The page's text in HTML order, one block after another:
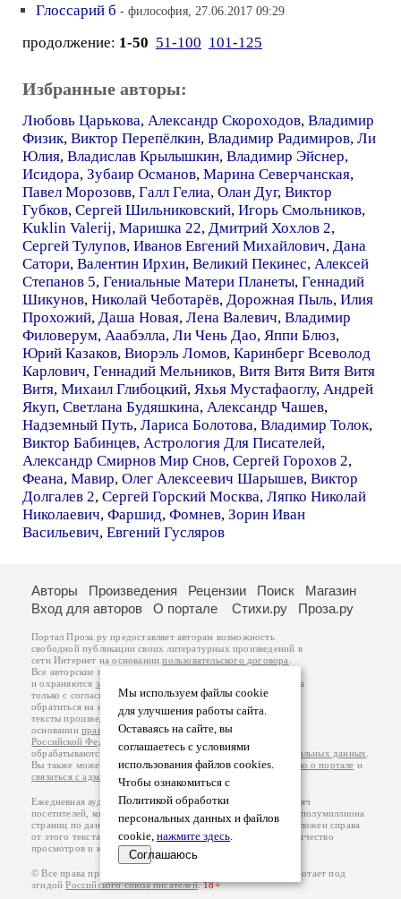
Глоссарий б - философия, 27.06.2017 09:29
продолжение: 1-50 51-100 101-125
Избранные авторы:
Любовь Царькова, Александр Скороходов, Владимир
Физик, Виктор Перепёлкин, Владимир Радимиров, Ли
Юлия, Владислав Крылышкин, Владимир Эйснер,
Исидора, Зубаир Османов, Марина Северчанская,
Павел Морозовв, Галл Гелиа, Олан Дуг, Виктор
Губков, Сергей Шильниковский, Игорь Смольников,
Kuklin Valerij, Маришка 22, Дмитрий Хохлов 2,
Сергей Тулупов, Иванов Евгений Михайлович, Дана
Сатори, Валентин Ирхин, Великий Пекинес, Алексей
Степанов 5, Гениальные Матери Планеты, Геннадий
Шикунов, Николай Чеботарёв, Дорожная Пыль, Илия
Прохожий, Даша Новая, Лена Валевич, Владимир
Филоверум, Ааабэлла, Ли Чень Дао, Яппи Блюз,
Юрий Казаков, Виорэль Ломов, Каринберг Всеволод
Карлович, Геннадий Мельников, Витя Витя Витя Витя
Витя, Михаил Глибоцкий, Яхья Мустафаоглу, Андрей
Якуп, Светлана Будяшкина, Александр Чашев,
Надземный Путь, Лариса Болотова, Владимир Толок,
Виктор Бабинцев, Астрология Для Писателей,
Александр Смирнов Мир Снов, Сергей Горохов 2,
Феана, Мавир, Олег Алексеевич Шарышев, Виктор
Долгалев 2, Сергей Горский Москва, Ляпко Николай
Николаевич, Фаршид, Фомнев, Зорин Иван
Васильевич, Евгений Гусляров
Мы используем файлы cookie
для улучшения работы сайта.
Оставаясь на сайте, вы
соглашаетесь с условиями
использования файлов cookies.
Чтобы ознакомиться с
Политикой обработки
персональных данных и файлов
cookie, нажмите здесь.
Соглашаюсь
Авторы Произведения Рецензии Поиск
Магазин
Вход для авторов
О портале Стихи.ру Проза.ру
Портал Проза.ру предоставляет авторам возможность
свободной публикации своих литературных произведений в
сети Интернет на основаниипользовательского договора
Все авторские права на произведения принадлежат авторам
и охраняются законом
. Перепечатка произведений возможна
только с согласия его автора, к которому вы можете
обратиться на его авторской странице. Ответственность за
тексты произведений авторы несут самостоятельно на
основанииправил публикацииизаконодательства
Российской Федерации
обрабатываются на основанииПолитики обработки персональных данных
Вы также можете посмотреть более подробнуюинформацию о портале и
связаться с администрацией
Ежедневная аудитория портала Проза.ру – порядка 100 тысяч
посетителей, которые в общей сумме просматривают более полумиллиона
страниц по данным счетчика посещаемости, который расположен справа
от этого текста. В каждой графе указано по две цифры: количество
просмотров и количество посетителей.
© Все права принадлежат авторам, 2000-2026. Портал работает под
эгидойРоссийского союза писателей.18+